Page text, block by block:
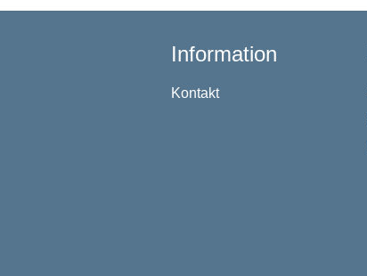
Information
Kontakt